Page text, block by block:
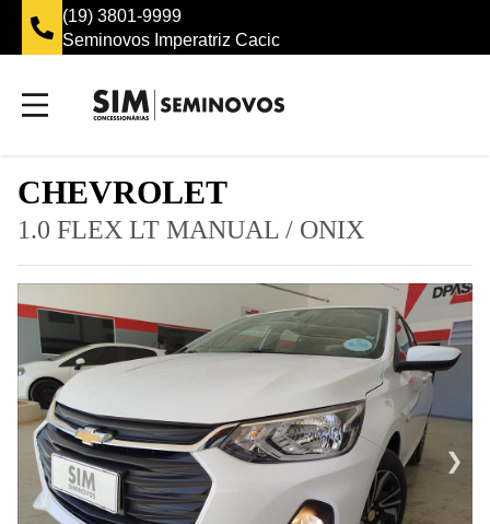
(19) 3801-9999
Seminovos Imperatriz Cacic
CHEVROLET
1.0 FLEX LT MANUAL/ ONIX